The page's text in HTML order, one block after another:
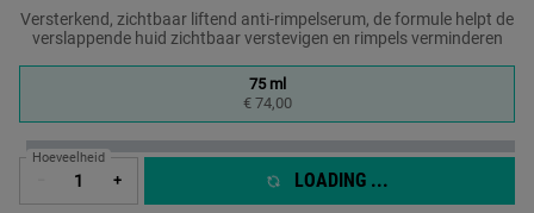
Versterkend, zichtbaar liftend anti-rimpelserum, de formule helpt de
verslappende huid zichtbaar verstevigen en rimpels verminderen
Geselecteerd
75 ml
€ 74,00
, 1 of 1
Hoeveelheid
+ LOADING ...